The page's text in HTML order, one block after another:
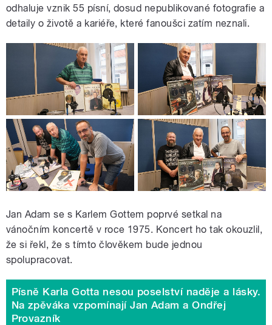
odhaluje vznik 55 písní, dosud nepublikované fotografie a
detaily o životě a kariéře, které fanoušci zatím neznali.
Jan Adam se s Karlem Gottem poprvé setkal na
vánočním koncertě v roce 1975. Koncert ho tak okouzlil,
že si řekl, že s tímto člověkem bude jednou
spolupracovat.
Písně Karla Gotta nesou poselství naděje a lásky.
Na zpěváka vzpomínají Jan Adam a Ondřej
Provazník